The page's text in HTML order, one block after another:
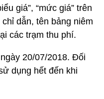
giá”, “mức giá” trên
dẫn, tên bảng niêm
các trạm thu phí.
20/07/2018. Đối
dụng hết đến khi